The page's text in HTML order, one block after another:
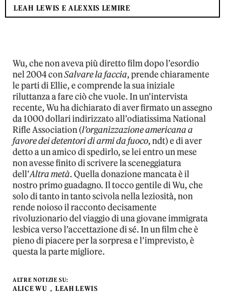
LEAH LEWIS E ALEXXIS LEMIRE
Wu, che non aveva più diretto film dopo l’esordio
nel 2004 conSalvare la faccia, prende chiaramente
le parti di Ellie, e comprende la sua iniziale
riluttanza a fare ciò che vuole. In un’intervista
recente, Wu ha dichiarato di aver firmato un assegno
da 1000 dollari indirizzato all’odiatissima National
Rifle Association (l’organizzazione americana a
favore dei detentori di armi da fuoco, ndt) e di aver
detto a un amico di spedirlo, se lei entro un mese
non avesse finito di scrivere la sceneggiatura
dell’Altra metà. Quella donazione mancata è il
nostro primo guadagno. Il tocco gentile di Wu, che
solo di tanto in tanto scivola nella leziosità, non
rende noioso il racconto decisamente
rivoluzionario del viaggio di una giovane immigrata
lesbica verso l’accettazione di sé. In un film che è
pieno di piacere per la sorpresa e l’imprevisto, è
questa la parte migliore.
ALTRE NOTIZIE SU:
ALICE WU LEAH LEWIS